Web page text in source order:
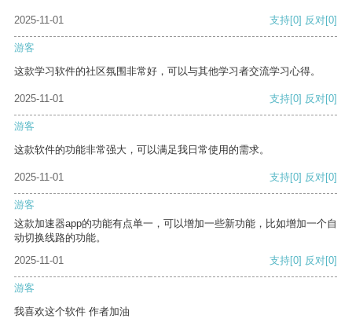
2025-11-01 支持[0] 反对[0]
游客
这款学习软件的社区氛围非常好，可以与其他学习者交流学习心得。
2025-11-01 支持[0] 反对[0]
游客
这款软件的功能非常强大，可以满足我日常使用的需求。
2025-11-01 支持[0] 反对[0]
游客
这款加速器app的功能有点单一，可以增加一些新功能，比如增加一个自
动切换线路的功能。
2025-11-01
支持[0] 反对[0]
游客
我喜欢这个软件 作者加油